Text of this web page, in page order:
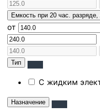
Емкость при 20 час. разряде,
от
Тип
С жидким
Назначение